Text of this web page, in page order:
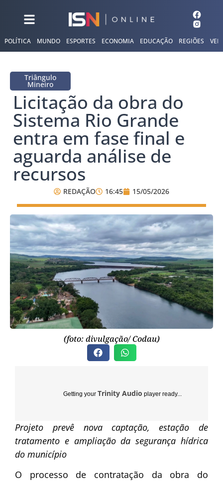
POLÍTICA MUNDO ESPORTES ECONOMIA EDUCAÇÃO REGIÕES
Triângulo
Mineiro
Licitação da obra do
Sistema Rio Grande
entra em fase final e
aguarda análise de
recursos
REDAÇÃO 16:45 15/05/2026
(foto: divulgação/ Codau)
Getting your Trinity Audio player ready...
Projeto prevê nova captação, estação de
tratamento e ampliação da segurança hídrica
do município
O processo de contratação da obra do